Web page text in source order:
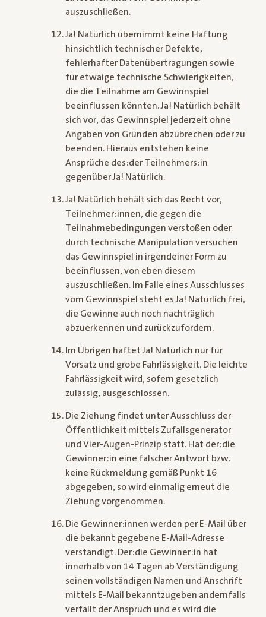
auszuschließen.
Ja! Natürlich übernimmt keine Haftung
hinsichtlich technischer Defekte,
fehlerhafter Datenübertragungen sowie
für etwaige technische Schwierigkeiten,
die die Teilnahme am Gewinnspiel
beeinflussen könnten. Ja! Natürlich behält
sich vor, das Gewinnspiel jederzeit ohne
Angaben von Gründen abzubrechen oder zu
beenden. Hieraus entstehen keine
Ansprüche des:der Teilnehmers:in
gegenüber Ja! Natürlich.
Ja! Natürlich behält sich das Recht vor,
Teilnehmer:innen, die gegen die
Teilnahmebedingungen verstoßen oder
durch technische Manipulation versuchen
das Gewinnspiel in irgendeiner Form zu
beeinflussen, von eben diesem
auszuschließen. Im Falle eines Ausschlusses
vom Gewinnspiel steht es Ja! Natürlich frei,
die Gewinne auch noch nachträglich
abzuerkennen und zurückzufordern.
Im Übrigen haftet Ja! Natürlich nur für
Vorsatz und grobe Fahrlässigkeit. Die leichte
Fahrlässigkeit wird, sofern gesetzlich
zulässig, ausgeschlossen.
Die Ziehung findet unter Ausschluss der
Öffentlichkeit mittels Zufallsgenerator
und Vier-Augen-Prinzip statt. Hat der:die
Gewinner:in eine falscher Antwort bzw.
keine Rückmeldung gemäß Punkt 16
abgegeben, so wird einmalig erneut die
Ziehung vorgenommen.
Die Gewinner:innen werden per E-Mail über
die bekannt gegebene E-Mail-Adresse
verständigt. Der:die Gewinner:in hat
innerhalb von 14 Tagen ab Verständigung
seinen vollständigen Namen und Anschrift
mittels E-Mail bekanntzugeben andernfalls
verfällt der Anspruch und es wird die